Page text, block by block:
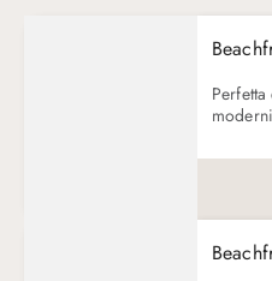
vista
chiaro
che
doccia
è